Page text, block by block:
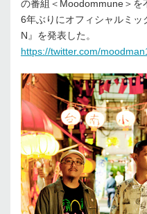
の番組＜Moodommune＞を
6年ぶりにオフィシャルミ
N』を発表した。
https://twitter.com/